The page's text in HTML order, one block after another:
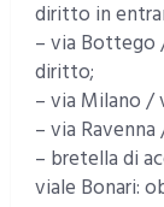
diritto in
– via Bottego
diritto;
– via Milano /
– via
– bretella di
viale Bonari: